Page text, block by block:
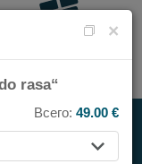
×
rasa“
Всего: 49.00 €